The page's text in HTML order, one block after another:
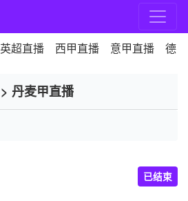
英超直播 西甲直播 意甲直播 德
> 丹麦甲直播
已结束